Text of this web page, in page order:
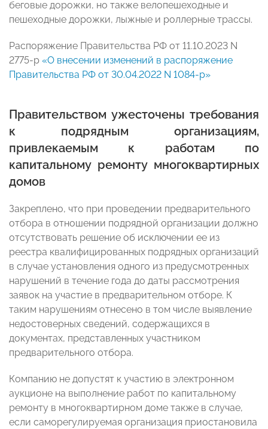
беговые дорожки, но также велопешеходные и
пешеходные дорожки, лыжные и роллерные трассы.
Распоряжение Правительства РФ от 11.10.2023 N
2775-р «О внесении изменений в распоряжение
Правительства РФ от 30.04.2022 N 1084-р»
Правительством ужесточены требования
к подрядным организациям,
привлекаемым к работам по
капитальному ремонту многоквартирных
домов
Закреплено, что при проведении предварительного
отбора в отношении подрядной организации должно
отсутствовать решение об исключении ее из
реестра квалифицированных подрядных организаций
в случае установления одного из предусмотренных
нарушений в течение года до даты рассмотрения
заявок на участие в предварительном отборе. К
таким нарушениям отнесено в том числе выявление
недостоверных сведений, содержащихся в
документах, представленных участником
предварительного отбора.
Компанию не допустят к участию в электронном
аукционе на выполнение работ по капитальному
ремонту в многоквартирном доме также в случае,
если саморегулируемая организация приостановила